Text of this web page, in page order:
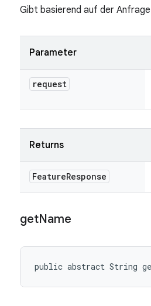
Gibt basierend auf der Anfrage
Parameter
request
Returns
FeatureResponse
getName
public abstract String